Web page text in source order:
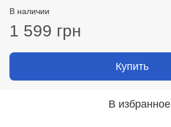
В наличии
1 599 грн
Купить
В избранное